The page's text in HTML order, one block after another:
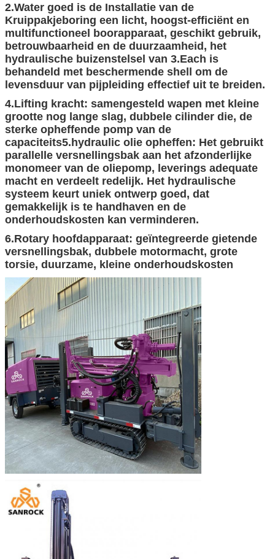
2.Water goed is de Installatie van de
Kruippakjeboring een licht, hoogst-efficiënt en
multifunctioneel boorapparaat, geschikt gebruik,
betrouwbaarheid en de duurzaamheid, het
hydraulische buizenstelsel van 3.Each is
behandeld met beschermende shell om de
levensduur van pijpleiding effectief uit te breiden.
4.Lifting kracht: samengesteld wapen met kleine
grootte nog lange slag, dubbele cilinder die, de
sterke opheffende pomp van de
capaciteits5.hydraulic olie opheffen: Het gebruikt
parallelle versnellingsbak aan het afzonderlijke
monomeer van de oliepomp, leverings adequate
macht en verdeelt redelijk. Het hydraulische
systeem keurt uniek ontwerp goed, dat
gemakkelijk is te handhaven en de
onderhoudskosten kan verminderen.
6.Rotary hoofdapparaat: geïntegreerde gietende
versnellingsbak, dubbele motormacht, grote
torsie, duurzame, kleine onderhoudskosten